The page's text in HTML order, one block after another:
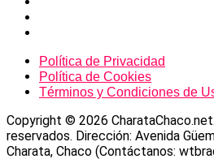
Política de Privacidad
Política de Cookies
Términos y Condiciones de
Copyright © 2026
reservados. Dirección: Avenida
Charata, Chaco (Contáctanos: